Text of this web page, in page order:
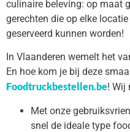
culinaire beleving: op maat
gerechten die op elke
geserveerd kunnen worden!
In Vlaanderen wemelt het
En hoe kom je bij deze
Foodtruckbestellen.be! Wij
Met onze
snel de ideale type